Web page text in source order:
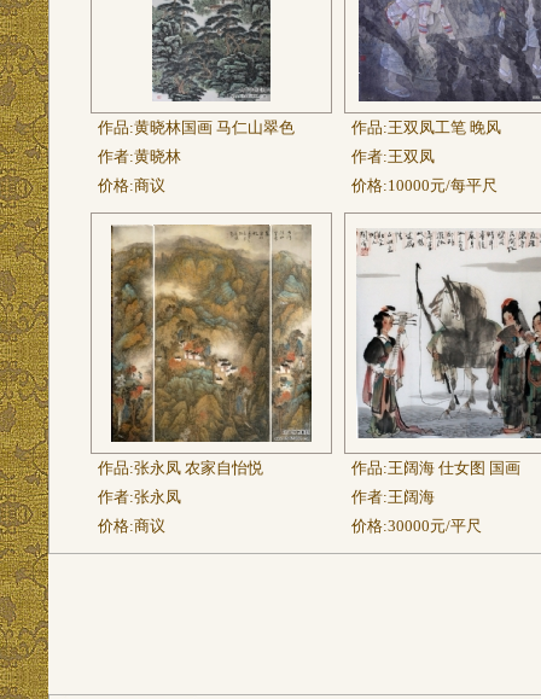
作品:黄晓林国画 马仁山翠色
作者:黄晓林
价格:商议
作品:王双凤工笔 晚风
作者:王双凤
价格:10000元/每平尺
作品:张永凤 农家自怡悦
作者:张永凤
价格:商议
作品:王阔海 仕女图 国画
作者:王阔海
价格:30000元/平尺